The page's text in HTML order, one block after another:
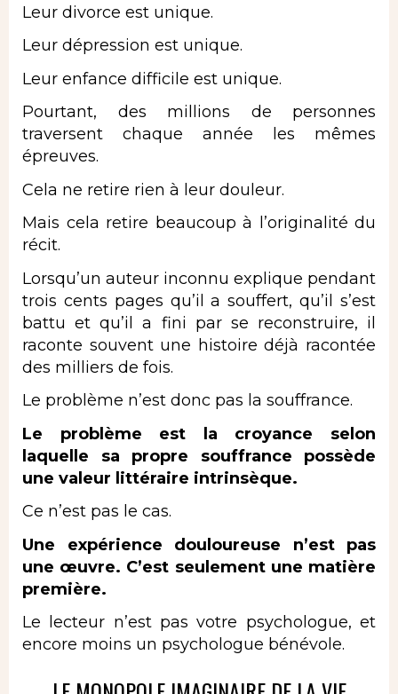
Leur divorce est unique.
Leur dépression est unique.
Leur enfance difficile est unique.
Pourtant, des millions de personnes
traversent chaque année les mêmes
épreuves.
Cela ne retire rien à leur douleur.
Mais cela retire beaucoup à l’originalité du
récit.
Lorsqu’un auteur inconnu explique pendant
trois cents pages qu’il a souffert, qu’il s’est
battu et qu’il a fini par se reconstruire, il
raconte souvent une histoire déjà racontée
des milliers de fois.
Le problème n’est donc pas la souffrance.
Le problème est la croyance selon
laquelle sa propre souffrance possède
une valeur littéraire intrinsèque.
Ce n’est pas le cas.
Une expérience douloureuse n’est pas
une œuvre. C’est seulement une matière
première.
Le lecteur n’est pas votre psychologue, et
encore moins un psychologue bénévole.